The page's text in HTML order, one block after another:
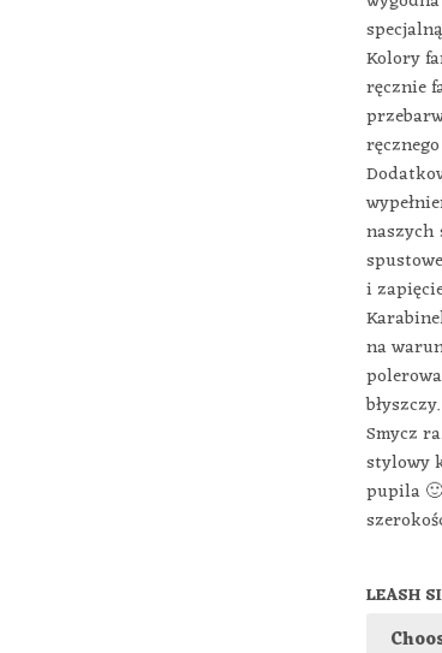
Kolory
ręcznie
naszych
i
na
błyszczy.
Smycz
stylowy
pupila
LEASH